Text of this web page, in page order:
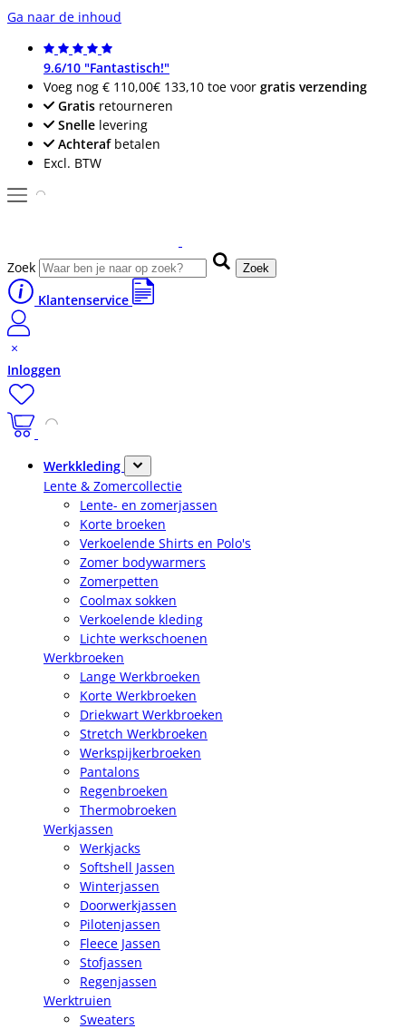
Ga naar de inhoud
9.6/10 "Fantastisch!"
Voeg nog € 110,00€ 133,10 toe voor gratis verzending
Gratis retourneren
Snelle levering
Achterafbetalen
Excl. BTW
Zoek Zoek
Klantenservice
Inloggen
Werkkleding
Lente & Zomercollectie
Lente- en zomerjassen
Korte broeken
Verkoelende Shirts en Polo's
Zomer bodywarmers
Zomerpetten
Coolmax sokken
Verkoelende kleding
Lichte werkschoenen
Werkbroeken
Lange Werkbroeken
Korte Werkbroeken
Driekwart Werkbroeken
Stretch Werkbroeken
Werkspijkerbroeken
Pantalons
Regenbroeken
Thermobroeken
Werkjassen
Werkjacks
Softshell Jassen
Winterjassen
Doorwerkjassen
Pilotenjassen
Fleece Jassen
Stofjassen
Regenjassen
Werktruien
Sweaters